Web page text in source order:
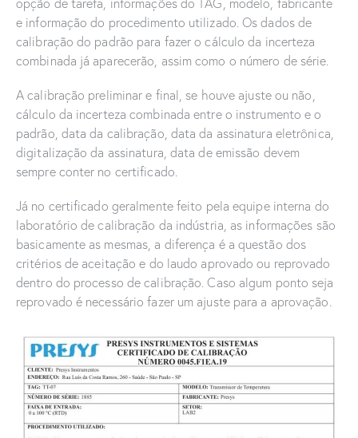
opção de tarefa, informações do TAG, modelo, fabricante
e informação do procedimento utilizado. Os dados de
calibração do padrão para fazer o cálculo da incerteza
combinada já aparecerão, assim como o número de série.
A calibração preliminar e final, se houve ajuste ou não,
cálculo da incerteza combinada entre o instrumento e o
padrão, data da calibração, data da assinatura eletrônica,
digitalização da assinatura, data de emissão devem
sempre conter no certificado.
Já no certificado geralmente feito pela equipe interna do
laboratório de calibração da indústria, as informações são
basicamente as mesmas, a diferença é a questão dos
critérios de aceitação e do laudo aprovado ou reprovado
dentro do processo de calibração. Caso algum ponto seja
reprovado é necessário fazer um ajuste para a aprovação.